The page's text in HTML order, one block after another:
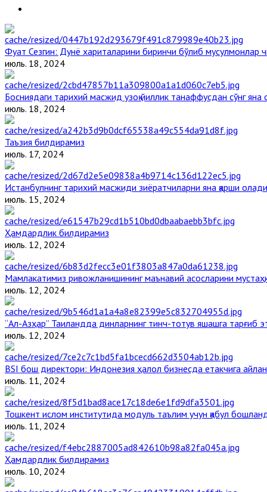
Фуат Сезгин: Дунё хариталарини биринчи бўлиб мусулмонлар
июль. 18, 2024
Босниядаги тарихий масжид узоқ йиллик танаффусдан сўнг яна
июль. 18, 2024
Таъзия билдирамиз
июль. 17, 2024
Истанбулнинг тарихий масжиди зиёратчиларни яна қарши олади
июль. 15, 2024
Ҳамдардлик билдирамиз
июль. 12, 2024
Мамлакатимиз ривожланишининг маънавий асосларини
июль. 12, 2024
“Ал-Азҳар” Таиландда динларнинг тинч-тотув яшашга тарғиб
июль. 12, 2024
BSI бош директори: Индонезия ҳалол бизнесда етакчига
июль. 11, 2024
Тошкент ислом институтида модуль таълим учун қабул
июль. 11, 2024
Ҳамдардлик билдирамиз
июль. 10, 2024